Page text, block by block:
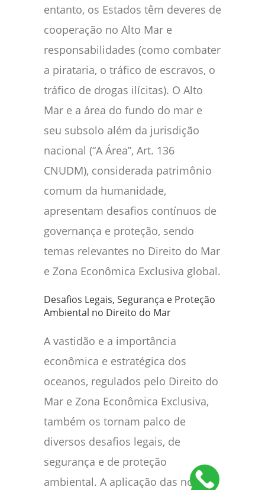
entanto, os Estados têm deveres de
cooperação no Alto Mar e
responsabilidades (como combater
a pirataria, o tráfico de escravos, o
tráfico de drogas ilícitas). O Alto
Mar e a área do fundo do mar e
seu subsolo além da jurisdição
nacional (“A Área”, Art. 136
CNUDM), considerada patrimônio
comum da humanidade,
apresentam desafios contínuos de
governança e proteção, sendo
temas relevantes no Direito do Mar
e Zona Econômica Exclusiva global.
Desafios Legais, Segurança e Proteção
Ambiental no Direito do Mar
A vastidão e a importância
econômica e estratégica dos
oceanos, regulados pelo Direito do
Mar e Zona Econômica Exclusiva,
também os tornam palco de
diversos desafios legais, de
segurança e de proteção
ambiental. A aplicação das normas